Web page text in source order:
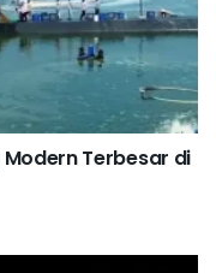
Terbesar di